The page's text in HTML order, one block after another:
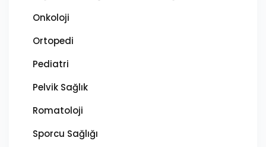
Onkoloji
Ortopedi
Pediatri
Pelvik Sağlık
Romatoloji
Sporcu Sağlığı